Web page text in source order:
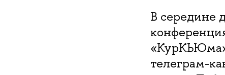
В середине
телеграм-